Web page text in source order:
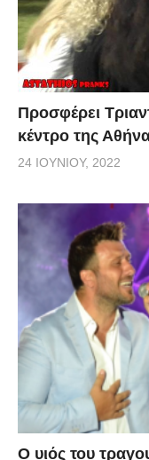
Προσφέρει
κέντρο της
24 ΙΟΥΝΊΟΥ, 2022
O υιός του